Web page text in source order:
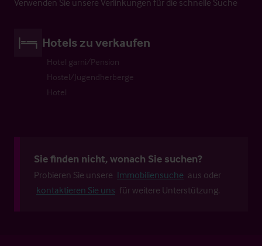
Hotels zu verkaufen
Hotel garni/Pension
Hostel/Jugendherberge
Hotel
Sie finden nicht, wonach Sie suchen?
Probieren Sie unsere Immobiliensuche aus oder
kontaktieren Sie uns für weitere Unterstützung.